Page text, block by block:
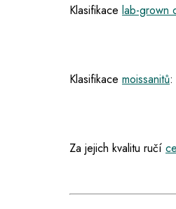
Klasifikace lab-grown
Klasifikace moissanitů:
Za jejich kvalitu ručí